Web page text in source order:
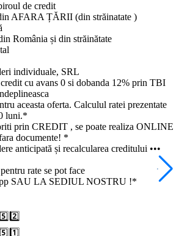
de credit
AFARA ȚĂRII (din străinatate )
România și din străinătate
individuale, SRL
cu avans 0 si dobanda 12% prin TBI
aceasta oferta. Calculul ratei prezentate
luni.*
prin CREDIT , se poate realiza ONLINE
documente! *
anticipată și recalcularea creditului •••
rate se pot face
SAU LA SEDIUL NOSTRU !*